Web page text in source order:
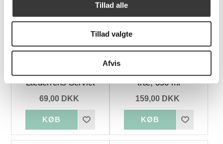
Tillad alle
Tillad valgte
Afvis
Guardian Stærk
Læderrens Serviet
69,00 DKK
Guardian Voks - Lyst
træ, 350 ml
159,00 DKK